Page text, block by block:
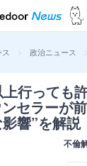
ス > 政治ニュース >
上行っても
セラーが
響”を解説
不倫